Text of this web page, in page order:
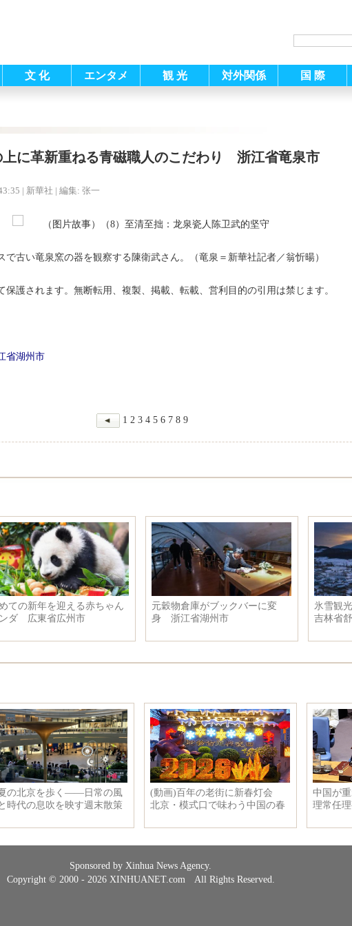
文 化 エンタメ 観 光 対外関係 国 際
上に革新重ねる青磁職人のこだわり 浙江省竜泉市
| 新華社 | 編集: 张一
で古い竜泉窯の器を観察する陳衛武さん。（竜泉＝新華社記者／翁忻暘）
護されます。無断転用、複製、掲載、転載、営利目的の引用は禁じます。
省湖州市
1 2 3 4 5 6 7 8 9
ての新年を迎える赤ちゃん
ダ 広東省広州市
元穀物倉庫がブックバーに変
身 浙江省湖州市
氷雪観
吉林省
Sponsored by Xinhua News Agency.
Copyright © 2000 - 2026 XINHUANET.com All Rights Reserved.